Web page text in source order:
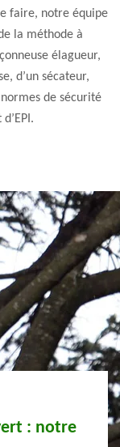
faire, notre équipe
la méthode à
élagueur,
d’un sécateur,
de sécurité
Mer par